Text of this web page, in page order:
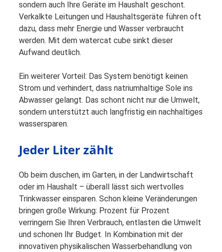
sondern auch Ihre Geräte im Haushalt geschont.
Verkalkte Leitungen und Haushaltsgeräte führen oft
dazu, dass mehr Energie und Wasser verbraucht
werden. Mit dem watercat cube sinkt dieser
Aufwand deutlich.
Ein weiterer Vorteil: Das System benötigt keinen
Strom und verhindert, dass natriumhaltige Sole ins
Abwasser gelangt. Das schont nicht nur die Umwelt,
sondern unterstützt auch langfristig ein nachhaltiges
wassersparen.
Jeder Liter zählt
Ob beim duschen, im Garten, in der Landwirtschaft
oder im Haushalt – überall lässt sich wertvolles
Trinkwasser einsparen. Schon kleine Veränderungen
bringen große Wirkung: Prozent für Prozent
verringern Sie Ihren Verbrauch, entlasten die Umwelt
und schonen Ihr Budget. In Kombination mit der
innovativen physikalischen Wasserbehandlung von